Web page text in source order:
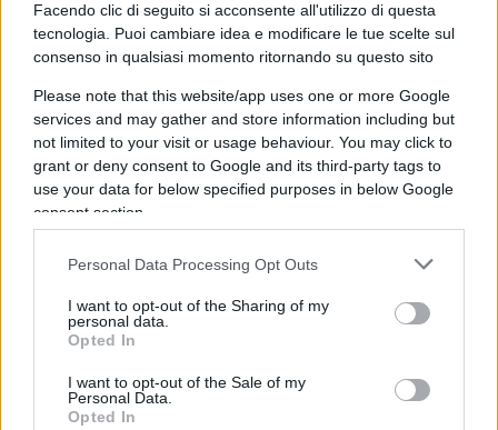
Facendo clic di seguito si acconsente all'utilizzo di questa
tecnologia. Puoi cambiare idea e modificare le tue scelte sul
consenso in qualsiasi momento ritornando su questo sito
Please note that this website/app uses one or more Google
services and may gather and store information including but
not limited to your visit or usage behaviour. You may click to
grant or deny consent to Google and its third-party tags to
use your data for below specified purposes in below Google
consent section.
Personal Data Processing Opt Outs
I want to opt-out of the Sharing of my
personal data.
Opted In
I want to opt-out of the Sale of my
Personal Data.
Opted In
di
Redazione
11 Marzo 2022, 16:08
8.2k
Perché l’Italia paga l’elettricità più